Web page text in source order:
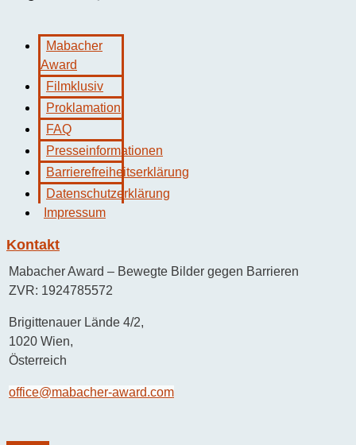
Mabacher
Award
Filmklusiv
Proklamation
FAQ
Presseinformationen
Barrierefreiheitserklärung
Datenschutzerklärung
Impressum
Kontakt
Mabacher Award – Bewegte Bilder gegen Barrieren
ZVR: 1924785572
Brigittenauer Lände 4/2,
1020 Wien,
Österreich
office@mabacher-award.com